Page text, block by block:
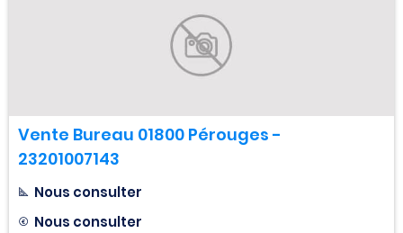
Vente Bureau 01800 Pérouges -
23201007143
Nous consulter
Nous consulter